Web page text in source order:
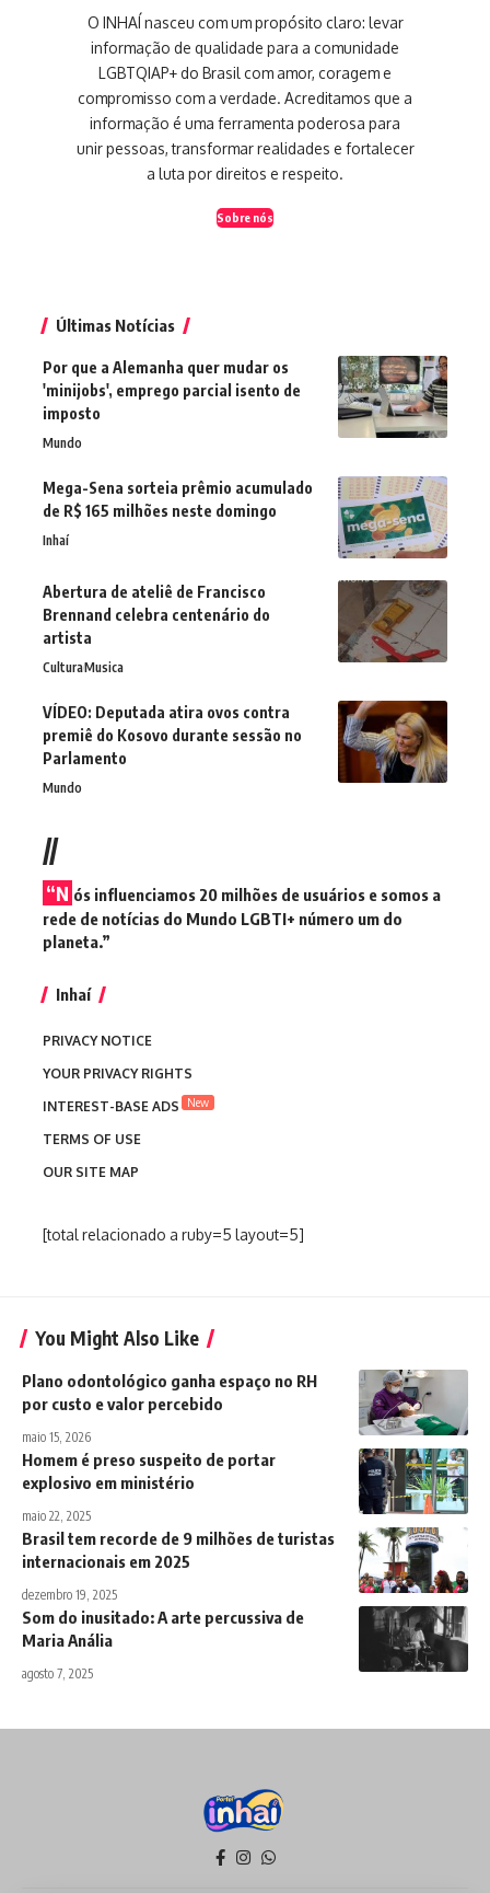
O INHAÍ nasceu com um propósito claro: levar
informação de qualidade para a comunidade
LGBTQIAP+ do Brasil com amor, coragem e
compromisso com a verdade. Acreditamos que a
informação é uma ferramenta poderosa para
unir pessoas, transformar realidades e fortalecer
a luta por direitos e respeito.
Sobre nós
Últimas Notícias
Por que a Alemanha quer mudar os
'minijobs', emprego parcial isento de
imposto
Mundo
Mega-Sena sorteia prêmio acumulado
de R$ 165 milhões neste domingo
Inhaí
Abertura de ateliê de Francisco
Brennand celebra centenário do
artista
CulturaMusica
VÍDEO: Deputada atira ovos contra
premiê do Kosovo durante sessão no
Parlamento
Mundo
//
“N ós influenciamos 20 milhões de usuários e somos a
rede de notícias do Mundo LGBTI+ número um do
planeta.”
Inhaí
PRIVACY NOTICE
YOUR PRIVACY RIGHTS
INTEREST-BASE ADS
New
TERMS OF USE
OUR SITE MAP
[total relacionado a ruby=5 layout=5]
You Might Also Like
Plano odontológico ganha espaço no RH
por custo e valor percebido
maio 15, 2026
Homem é preso suspeito de portar
explosivo em ministério
maio 22, 2025
Brasil tem recorde de 9 milhões de turistas
internacionais em 2025
dezembro 19, 2025
Som do inusitado: A arte percussiva de
Maria Anália
agosto 7, 2025